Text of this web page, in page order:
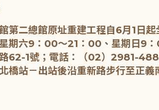
第二總館原址重建工程自6月1日
期六9：00～21：00、星期日9
62-1號；電話：（02）2981-
橋站－出站後沿重新路步行至正